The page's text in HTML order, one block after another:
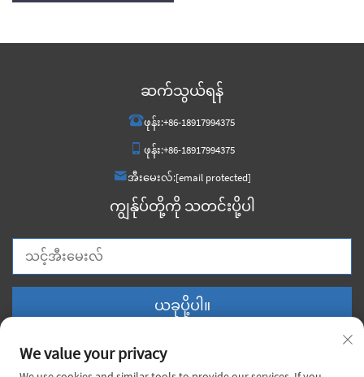
ဆက်သွယ်ရန်
ဖုန်း:+86-18917994375
ဖုန်း:+86-18917994375
အီးမေးလ်:[email protected]
ကျွန်ုပ်တို့ကို သတင်းပို့ပါ
ယခုပို့ပါ။
We value your privacy